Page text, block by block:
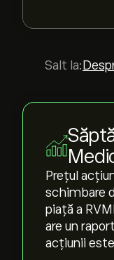
Salt la:
Prețul
schimbare
piață a
are un
acțiunii este